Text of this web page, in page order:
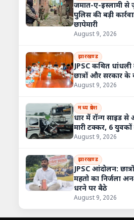
जमात-ए-इस्लामी से
पुलिस की बड़ी
छापेमारी
August 9, 2026
झारखण्ड
JPSC कथित
छात्रों और सरकार
August 9, 2026
मध्य प्रदेश
धार में रॉन्ग साइड
मारी टक्कर, 6
August 9, 2026
झारखण्ड
JPSC आंदोलन:
महतो का निर्जला
धरने पर बैठे
August 9, 2026